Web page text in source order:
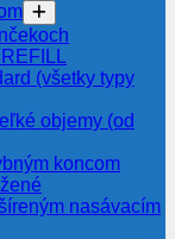
(všetky typy
objemy (od
koncom
nasávacím